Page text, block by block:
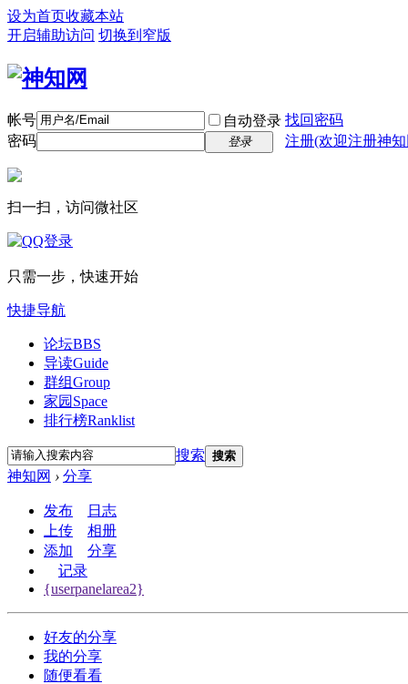
设为首页收藏本站
开启辅助访问 切换到窄版
帐号 自动登录 找回密码
密码
登录 注册(欢迎注册神
扫一扫，访问微社区
只需一步，快速开始
快捷导航
论坛BBS
导读Guide
群组Group
家园 Space
排行榜Ranklist
搜索 搜索
神知网 › 分享
发布
日志
上传
相册
添加
分享
记录
{userpanelarea2}
好友的分享
我的分享
随便看看